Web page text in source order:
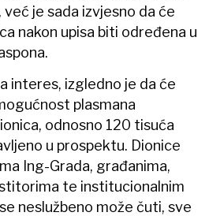
je sada izvjesno da će
nakon upisa biti određena u
interes, izgledno je da će
plasmana
odnosno 120 tisuća
u prospektu. Dionice
Ing-Grada, građanima,
te institucionalnim
neslužbeno može čuti, sve